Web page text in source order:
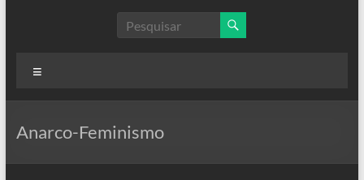
Anarco-Feminismo